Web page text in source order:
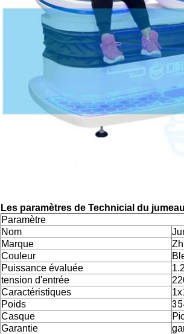
Les paramètres de Technicial du
Paramètre
Nom
Marque
Couleur
Puissance évaluée
tension d'entrée
Caractéristiques
Poids
Casque
Garantie